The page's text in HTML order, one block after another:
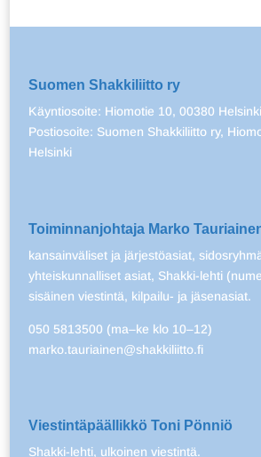
Suomen Shakkiliitto ry
Käyntiosoite: Hiomotie 10, 00380 Helsinki
Postiosoite: Suomen Shakkiliitto ry,
Helsinki
Toiminnanjohtaja Marko
kansainväliset ja järjestöasiat,
yhteiskunnalliset asiat, Shakki-lehti
sisäinen viestintä, kilpailu- ja jäsenasiat.
050 5813500 (ma–ke klo 10–12)
marko.tauriainen@shakkiliitto.fi
Viestintäpäällikkö Toni Pönniö
Shakki-lehti, ulkoinen viestintä.